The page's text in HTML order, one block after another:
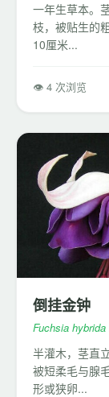
一年生草本。
枝，被贴生的
10厘米...
👁 4 次浏览
倒挂金钟
Fuchsia
半灌木，茎直
被短柔毛与腺
形或狭卵...